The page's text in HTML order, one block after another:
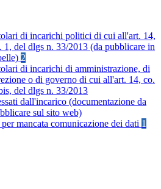
di incarichi politici di cui all'art. 14,
1, del dlgs n. 33/2013 (da pubblicare in
2
di incarichi di amministrazione, di
o di governo di cui all'art. 14, co.
del dlgs n. 33/2013
dall'incarico (documentazione da
sul sito web)
mancata comunicazione dei dati 1